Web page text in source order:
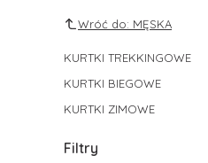
Wróć do: MĘSKA
KURTKI TREKKINGOWE
KURTKI BIEGOWE
KURTKI ZIMOWE
Filtry